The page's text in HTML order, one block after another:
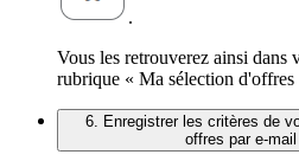
.
Vous les retrouverez ainsi dans
rubrique « Ma sélection d'offres
6. Enregistrer les critères de
offres par e-